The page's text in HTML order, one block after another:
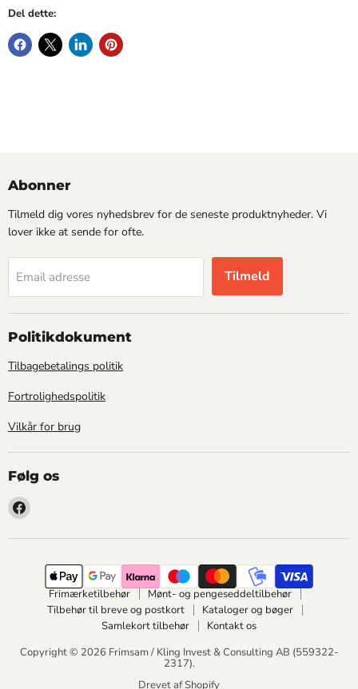
Del dette:
Abonner
Tilmeld dig vores nyhedsbrev for de seneste produktnyheder. Vi
lover ikke at sende for ofte.
Email adresse Tilmeld
Politikdokument
Tilbagebetalings politik
Fortrolighedspolitik
Vilkår for brug
Følg os
Find
på
Frimærketilbehør
Mønt- og pengeseddeltilbehør
Tilbehør til breve og postkort
Kataloger og bøger
Samlekort tilbehør
Kontakt os
Copyright © 2026 Frimsam / Kling Invest & Consulting AB (559322-
2317).
Drevet af Shopify